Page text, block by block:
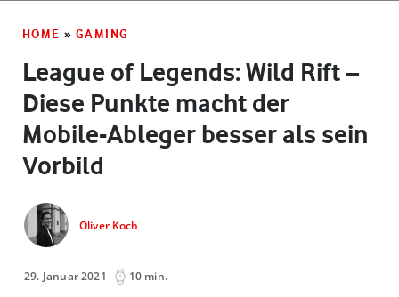
HOME » GAMING
League of Legends: Wild Rift –
Diese Punkte macht der
Mobile-Ableger besser als sein
Vorbild
Oliver Koch
29. Januar 2021 10 min.